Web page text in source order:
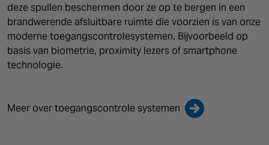
deze spullen beschermen door ze op te bergen in een
brandwerende afsluitbare ruimte die voorzien is van onze
moderne toegangscontrolesystemen. Bijvoorbeeld op
basis van biometrie, proximity lezers of smartphone
technologie.
Meer over toegangscontrole systemen